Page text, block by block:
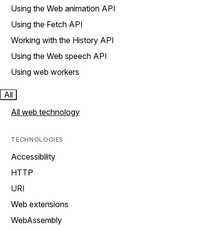
Using the Web animation API
Using the Fetch API
Working with the History API
Using the Web speech API
Using web workers
All
All web technology
TECHNOLOGIES
Accessibility
HTTP
URI
Web extensions
WebAssembly